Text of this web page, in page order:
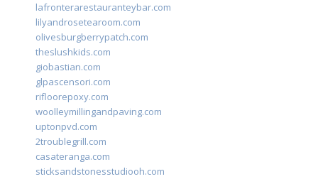
lafronterarestauranteybar.com
lilyandrosetearoom.com
olivesburgberrypatch.com
theslushkids.com
giobastian.com
glpascensori.com
rifloorepoxy.com
woolleymillingandpaving.com
uptonpvd.com
2troublegrill.com
casateranga.com
sticksandstonesstudiooh.com